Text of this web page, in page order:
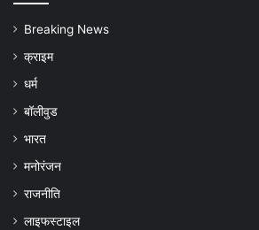
Breaking News
क्राइम
धर्म
बॉलीवुड
भारत
मनोरंजन
राजनीति
लाइफस्टाइल